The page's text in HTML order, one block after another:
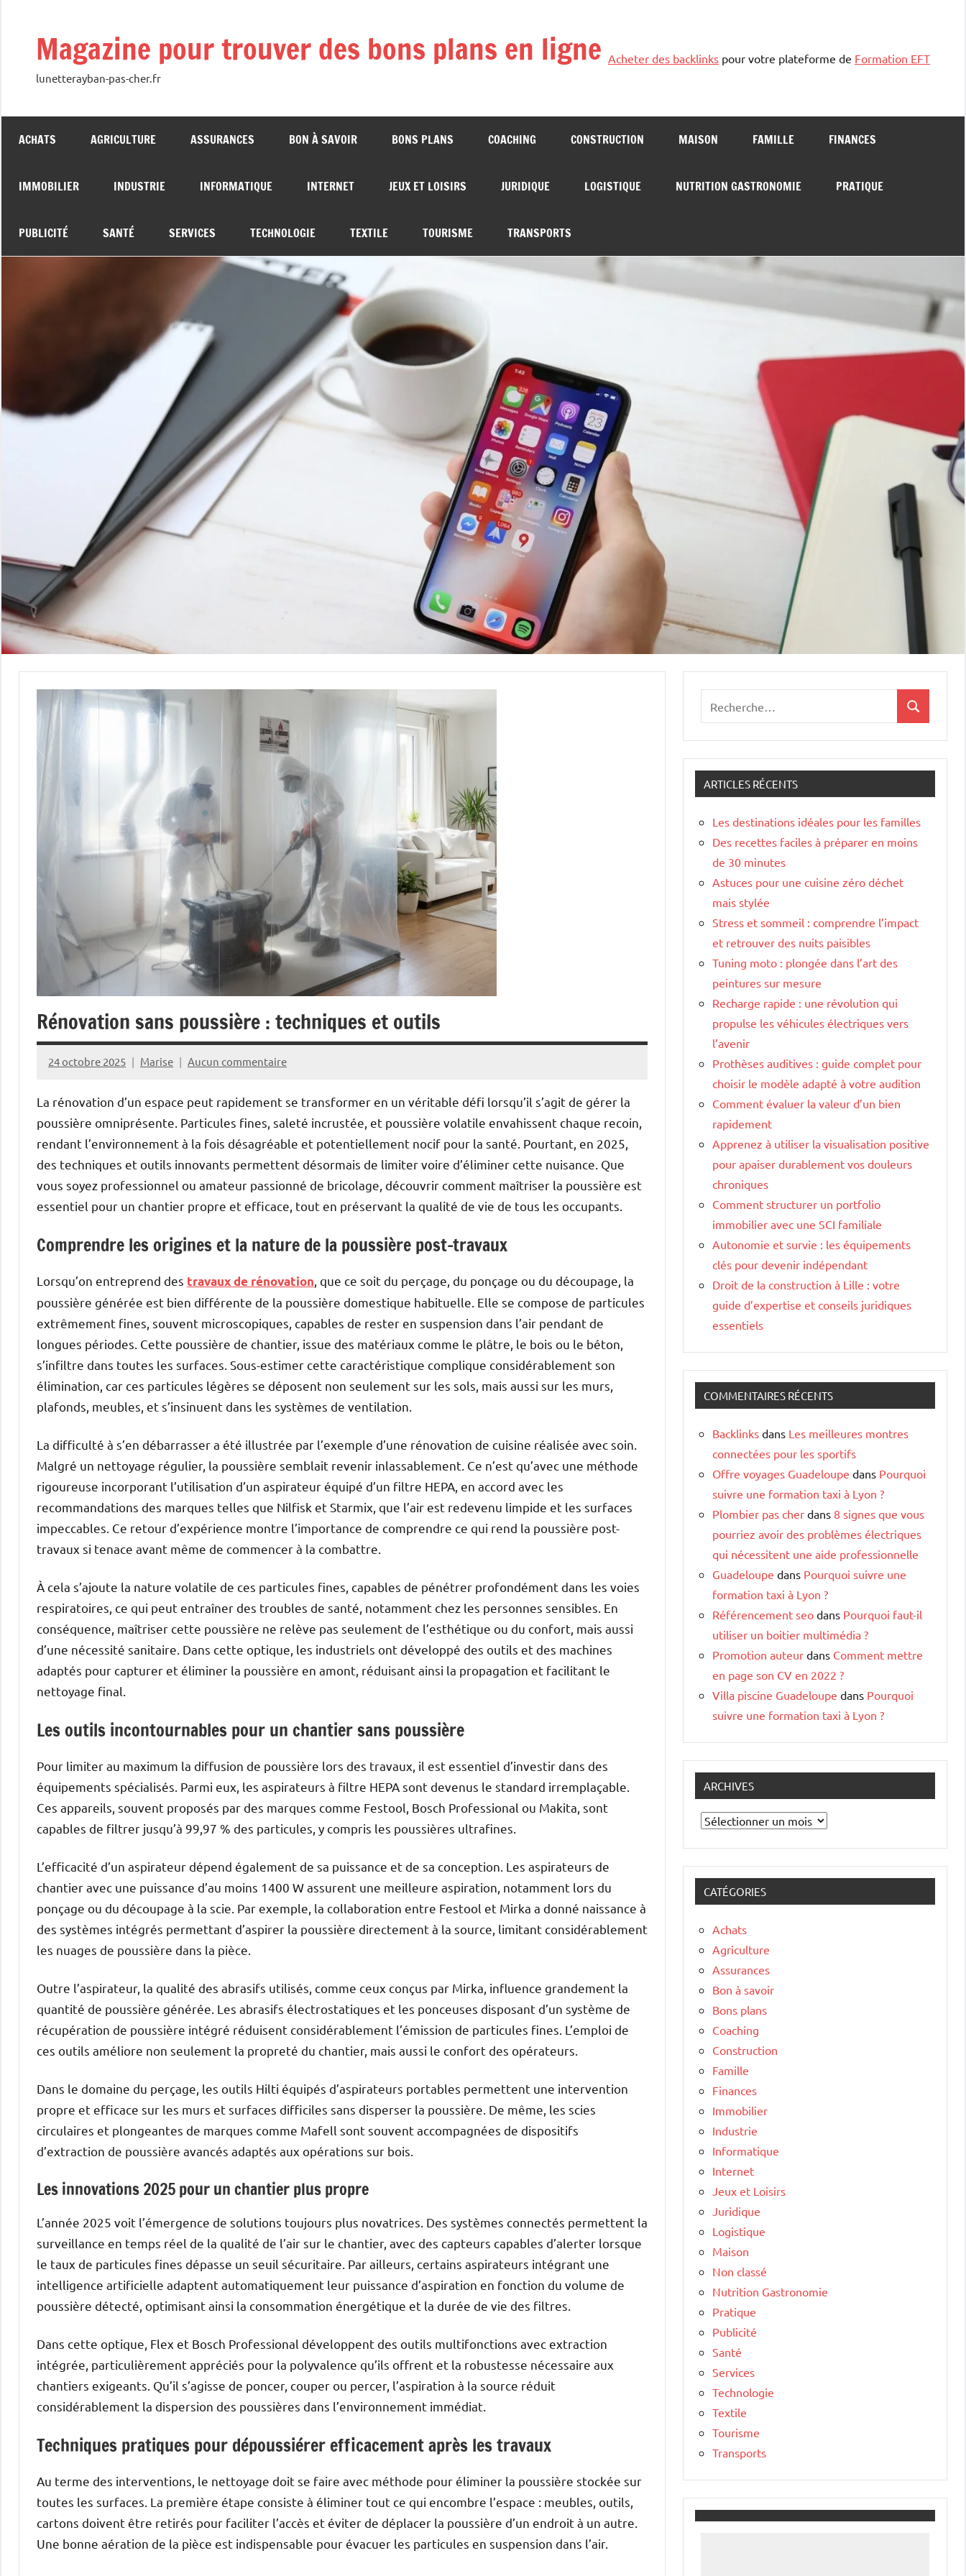
contenuMagazine pour trouver des bons plans en ligne
lunetterayban-pas-cher.fr
Acheter des backlinks pour votre plateforme de Formation EFT
ACHATS AGRICULTURE ASSURANCES BON À SAVOIR BONS PLANS COACHING CONSTRUCTION MAISON FAMILLE FINANCES
IMMOBILIER INDUSTRIE INFORMATIQUE INTERNET JEUX ET LOISIRS JURIDIQUE LOGISTIQUE NUTRITION GASTRONOMIE PRATIQUE
PUBLICITÉ SANTÉ SERVICES TECHNOLOGIE TEXTILE TOURISME TRANSPORTS
Rénovation sans poussière : techniques et outils
24 octobre 2025 Marise Aucun commentaire
La rénovation d’un espace peut rapidement se transformer en un véritable défi lorsqu’il s’agit de gérer la
poussière omniprésente. Particules fines, saleté incrustée, et poussière volatile envahissent chaque recoin,
rendant l’environnement à la fois désagréable et potentiellement nocif pour la santé. Pourtant, en 2025,
des techniques et outils innovants permettent désormais de limiter voire d’éliminer cette nuisance. Que
vous soyez professionnel ou amateur passionné de bricolage, découvrir comment maîtriser la poussière est
essentiel pour un chantier propre et efficace, tout en préservant la qualité de vie de tous les occupants.
Comprendre les origines et la nature de la poussière post-travaux
Lorsqu’on entreprend des travaux de rénovation , que ce soit du perçage, du ponçage ou du découpage, la
poussière générée est bien différente de la poussière domestique habituelle. Elle se compose de particules
extrêmement fines, souvent microscopiques, capables de rester en suspension dans l’air pendant de
longues périodes. Cette poussière de chantier, issue des matériaux comme le plâtre, le bois ou le béton,
s’infiltre dans toutes les surfaces. Sous-estimer cette caractéristique complique considérablement son
élimination, car ces particules légères se déposent non seulement sur les sols, mais aussi sur les murs,
plafonds, meubles, et s’insinuent dans les systèmes de ventilation.
La difficulté à s’en débarrasser a été illustrée par l’exemple d’une rénovation de cuisine réalisée avec soin.
Malgré un nettoyage régulier, la poussière semblait revenir inlassablement. Ce n’est qu’avec une méthode
rigoureuse incorporant l’utilisation d’un aspirateur équipé d’un filtre HEPA, en accord avec les
recommandations des marques telles que Nilfisk et Starmix, que l’air est redevenu limpide et les surfaces
impeccables. Ce retour d’expérience montre l’importance de comprendre ce qui rend la poussière post-
travaux si tenace avant même de commencer à la combattre.
À cela s’ajoute la nature volatile de ces particules fines, capables de pénétrer profondément dans les voies
respiratoires, ce qui peut entraîner des troubles de santé, notamment chez les personnes sensibles. En
conséquence, maîtriser cette poussière ne relève pas seulement de l’esthétique ou du confort, mais aussi
d’une nécessité sanitaire. Dans cette optique, les industriels ont développé des outils et des machines
adaptés pour capturer et éliminer la poussière en amont, réduisant ainsi la propagation et facilitant le
nettoyage final.
Les outils incontournables pour un chantier sans poussière
Pour limiter au maximum la diffusion de poussière lors des travaux, il est essentiel d’investir dans des
équipements spécialisés. Parmi eux, les aspirateurs à filtre HEPA sont devenus le standard irremplaçable.
Ces appareils, souvent proposés par des marques comme Festool, Bosch Professional ou Makita, sont
capables de filtrer jusqu’à 99,97 % des particules, y compris les poussières ultrafines.
L’efficacité d’un aspirateur dépend également de sa puissance et de sa conception. Les aspirateurs de
chantier avec une puissance d’au moins 1400 W assurent une meilleure aspiration, notamment lors du
ponçage ou du découpage à la scie. Par exemple, la collaboration entre Festool et Mirka a donné naissance à
des systèmes intégrés permettant d’aspirer la poussière directement à la source, limitant considérablement
les nuages de poussière dans la pièce.
Outre l’aspirateur, la qualité des abrasifs utilisés, comme ceux conçus par Mirka, influence grandement la
quantité de poussière générée. Les abrasifs électrostatiques et les ponceuses disposant d’un système de
récupération de poussière intégré réduisent considérablement l’émission de particules fines. L’emploi de
ces outils améliore non seulement la propreté du chantier, mais aussi le confort des opérateurs.
Dans le domaine du perçage, les outils Hilti équipés d’aspirateurs portables permettent une intervention
propre et efficace sur les murs et surfaces difficiles sans disperser la poussière. De même, les scies
circulaires et plongeantes de marques comme Mafell sont souvent accompagnées de dispositifs
d’extraction de poussière avancés adaptés aux opérations sur bois.
Les innovations 2025 pour un chantier plus propre
L’année 2025 voit l’émergence de solutions toujours plus novatrices. Des systèmes connectés permettent la
surveillance en temps réel de la qualité de l’air sur le chantier, avec des capteurs capables d’alerter lorsque
le taux de particules fines dépasse un seuil sécuritaire. Par ailleurs, certains aspirateurs intégrant une
intelligence artificielle adaptent automatiquement leur puissance d’aspiration en fonction du volume de
poussière détecté, optimisant ainsi la consommation énergétique et la durée de vie des filtres.
Dans cette optique, Flex et Bosch Professional développent des outils multifonctions avec extraction
intégrée, particulièrement appréciés pour la polyvalence qu’ils offrent et la robustesse nécessaire aux
chantiers exigeants. Qu’il s’agisse de poncer, couper ou percer, l’aspiration à la source réduit
considérablement la dispersion des poussières dans l’environnement immédiat.
Techniques pratiques pour dépoussiérer efficacement après les travaux
Au terme des interventions, le nettoyage doit se faire avec méthode pour éliminer la poussière stockée sur
toutes les surfaces. La première étape consiste à éliminer tout ce qui encombre l’espace : meubles, outils,
cartons doivent être retirés pour faciliter l’accès et éviter de déplacer la poussière d’un endroit à un autre.
Une bonne aération de la pièce est indispensable pour évacuer les particules en suspension dans l’air.
pour
:
Recherche
ARTICLES RÉCENTS
Les destinations idéales pour les familles
Des recettes faciles à préparer en moins
de 30 minutes
Astuces pour une cuisine zéro déchet
mais stylée
Stress et sommeil : comprendre l’impact
et retrouver des nuits paisibles
Tuning moto : plongée dans l’art des
peintures sur mesure
Recharge rapide : une révolution qui
propulse les véhicules électriques vers
l’avenir
Prothèses auditives : guide complet pour
choisir le modèle adapté à votre audition
Comment évaluer la valeur d’un bien
rapidement
Apprenez à utiliser la visualisation positive
pour apaiser durablement vos douleurs
chroniques
Comment structurer un portfolio
immobilier avec une SCI familiale
Autonomie et survie : les équipements
clés pour devenir indépendant
Droit de la construction à Lille : votre
guide d’expertise et conseils juridiques
essentiels
COMMENTAIRES RÉCENTS
Backlinks dans Les meilleures montres
connectées pour les sportifs
Offre voyages Guadeloupe dans Pourquoi
suivre une formation taxi à Lyon ?
Plombier pas cher dans 8 signes que vous
pourriez avoir des problèmes électriques
qui nécessitent une aide professionnelle
Guadeloupe dans Pourquoi suivre une
formation taxi à Lyon ?
Référencement seo dans Pourquoi faut-il
utiliser un boitier multimédia ?
Promotion auteur dans Comment mettre
en page son CV en 2022 ?
Villa piscine Guadeloupe dans Pourquoi
suivre une formation taxi à Lyon ?
ARCHIVES
Archives
CATÉGORIES
Achats
Agriculture
Assurances
Bon à savoir
Bons plans
Coaching
Construction
Famille
Finances
Immobilier
Industrie
Informatique
Internet
Jeux et Loisirs
Juridique
Logistique
Maison
Non classé
Nutrition Gastronomie
Pratique
Publicité
Santé
Services
Technologie
Textile
Tourisme
Transports